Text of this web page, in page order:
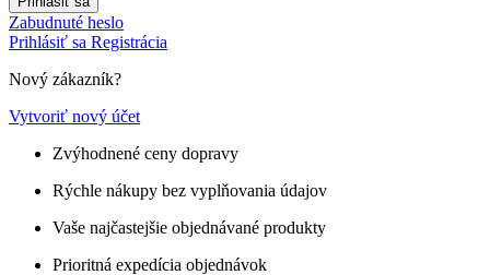
Zabudnuté heslo
Prihlásiť sa Registrácia
Nový zákazník?
Vytvoriť nový účet
Zvýhodnené ceny dopravy
Rýchle nákupy bez vyplňovania údajov
Vaše najčastejšie objednávané produkty
Prioritná expedícia objednávok